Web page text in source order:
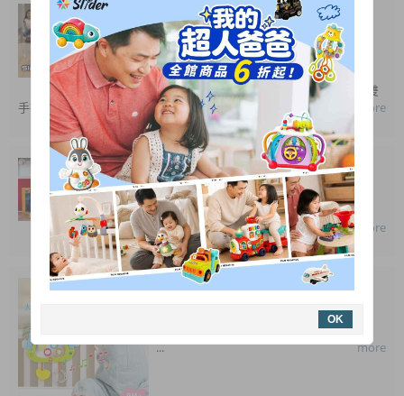
2020-02-05
Slider幼童嚕嚕車--組裝步驟
嚕嚕車適合1歲半以上的寶寶在室內平地使
用。在玩樂中可訓練幼兒腿步肌肉發展、雙
手操控能力，並能增進肢體協調及平衡感...
more
2018-08-30
Slider聲光磨輪工程車系列
... more
2018-01-04
winfun 大象床邊音樂鏡
... more
OK